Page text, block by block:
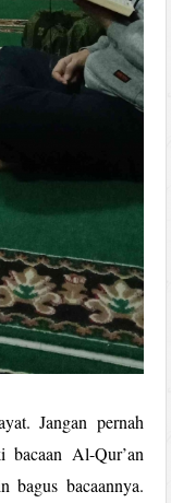
Jangan pernah
bacaan Al-Qur’an
bagus bacaannya.